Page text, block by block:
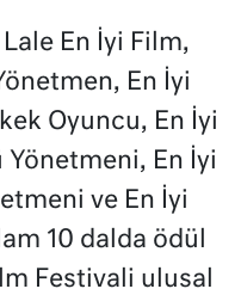
Lale En İyi Film,
En İyi
Oyuncu, En İyi
Yönetmeni, En İyi
ve En İyi
10 dalda ödül
Festivali ulusal